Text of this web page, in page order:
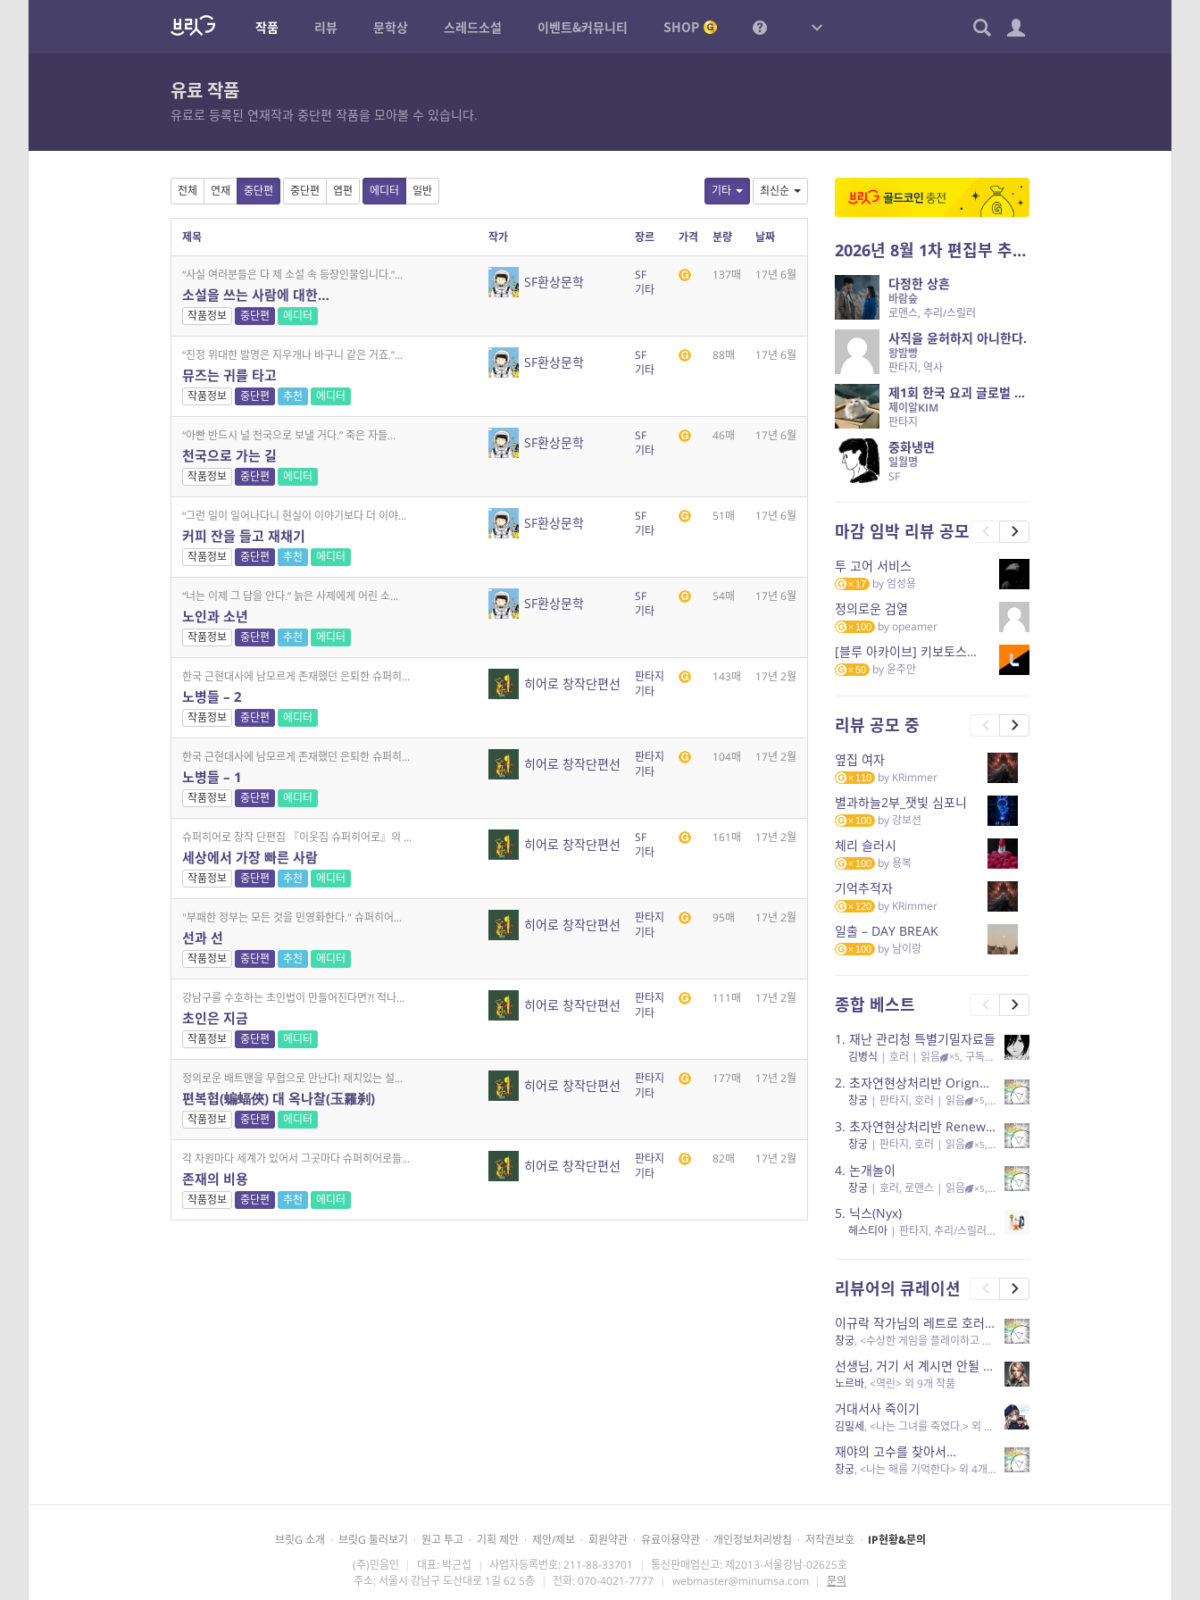
작품 리뷰 문학상 스레드소설 이벤트&커뮤니티 SHOP
유료 작품
유료로 등록된 연재작과 중단편 작품을 모아볼 수 있습니다.
기타 최신순
전체 연재 중단편 중단편 엽편 에디터 일반
제목 작가 장르 가격 분량 날짜
“사실 여러분들은 다 제 소설 속 등장인물입니다.”...
소설을 쓰는 사람에 대한…
작품정보 중단편 에디터
SF환상문학
SF
기타
137매 17년 6월
“진정 위대한 발명은 지우개나 바구니 같은 거죠.”...
뮤즈는 귀를 타고
작품정보 중단편 추천 에디터
SF환상문학
SF
기타
88매 17년 6월
“아빤 반드시 널 천국으로 보낼 거다.” 죽은 자들...
천국으로 가는 길
작품정보 중단편 에디터
SF환상문학
SF
기타
46매 17년 6월
“그런 일이 일어나다니 현실이 이야기보다 더 이야...
커피 잔을 들고 재채기
작품정보 중단편 추천 에디터
SF환상문학
SF
기타
51매 17년 6월
“너는 이제 그 답을 안다.” 늙은 사제에게 어린 소...
노인과 소년
작품정보 중단편 추천 에디터
SF환상문학
SF
기타
54매 17년 6월
한국 근현대사에 남모르게 존재했던 은퇴한 슈퍼히...
노병들 – 2
작품정보 중단편 에디터
히어로 창작단편선
판타지
기타
143매 17년 2월
한국 근현대사에 남모르게 존재했던 은퇴한 슈퍼히...
노병들 – 1
작품정보 중단편 에디터
히어로 창작단편선
판타지
기타
104매 17년 2월
슈퍼히어로 창작 단편집 『이웃집 슈퍼히어로』의 ...
세상에서 가장 빠른 사람
작품정보 중단편 추천 에디터
히어로 창작단편선
SF
기타
161매 17년 2월
"부패한 정부는 모든 것을 민영화한다." 슈퍼히어...
선과 선
작품정보 중단편 추천 에디터
히어로 창작단편선
판타지
기타
95매 17년 2월
강남구를 수호하는 초인법이 만들어진다면?! 적나...
초인은 지금
작품정보 중단편 에디터
히어로 창작단편선
판타지
기타
111매 17년 2월
정의로운 배트맨을 무협으로 만난다! 재치있는 설...
편복협(蝙蝠俠) 대 옥나찰(玉羅刹)
작품정보 중단편 에디터
히어로 창작단편선
판타지
기타
177매 17년 2월
각 차원마다 세계가 있어서 그곳마다 슈퍼히어로들...
존재의 비용
작품정보 중단편 추천 에디터
히어로 창작단편선
판타지
기타
82매 17년 2월
2026년 8월 1차 편집부 추천작
다정한 상흔
바람숲
로맨스, 추리/스릴러
사직을 윤허하지 아니한다.
왕밤빵
판타지, 역사
제1회 한국 요괴 글로벌 진출 공개 오디션 시즌 2 — 나는 요괴다
제이알KIM
판타지
중화냉면
일월명
SF
마감 임박 리뷰 공모
투 고어 서비스
17 by 엄성용
정의로운 검열
100 byopeamer
[블루 아카이브] 키보토스의 한미관계
50 by윤주안
리뷰 공모 중
옆집 여자
110 by KRimmer
별과하늘2부_잿빛 심포니
100 by 강보선
체리 슬러시
100 by용복
기억추적자
120 by KRimmer
일출 – DAY BREAK
100 by 남이랑
종합 베스트
1. 재난 관리청 특별기밀자료들
김병식 | 호러 | 읽음 ×5, 구독 , 응원96, 리뷰3
2. 초자연현상처리반 Orignal + True Ending
창궁 | 판타지, 호러 | 읽음 ×5, 구독 , 응원6
3. 초자연현상처리반 Renewal
창궁 | 판타지, 호러 | 읽음 ×5, 구독 , 응원82, 리뷰4
4. 논개놀이
창궁 | 호러, 로맨스 | 읽음 ×5, 공감11, 응원25
5. 닉스(Nyx)
헤스티아 | 판타지, 추리/스릴러| 읽음
리뷰어의 큐레이션
이규락 작가님의 레트로 호러 리뷰
창궁, <수상한 게임을 플레이하고 있어> 외 3개 작품
선생님, 거기 서 계시면 안될 것 같은데요-역할 클리셰를 비튼 작품들
노르바, <역린> 외 9개 작품
거대서사 죽이기
김밀세, <나는 그녀를 죽였다.> 외 1개 작품
재야의 고수를 찾아서…
창궁, <나는 해를 기억한다> 외 4개 작품
브릿G 소개 · 브릿G 둘러보기 · 원고 투고 · 기획 제안 · 제안/제보 · 회원약관 · 유료이용약관 · 개인정보처리방침 · 저작권보호 · IP현황&문의
(주)민음인 | 대표: 박근섭 | 사업자등록번호: 211-88-33701 | 통신판매업신고: 제2013-서울강남-02625호
주소: 서울시 강남구 도산대로 1길 62 5층 | 전화: 070-4021-7777 | webmaster@minumsa.com | 문의